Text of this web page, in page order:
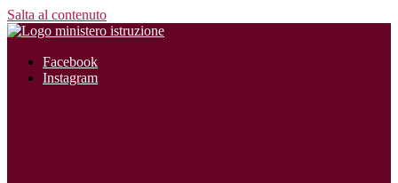
Salta al contenuto
Facebook
Instagram